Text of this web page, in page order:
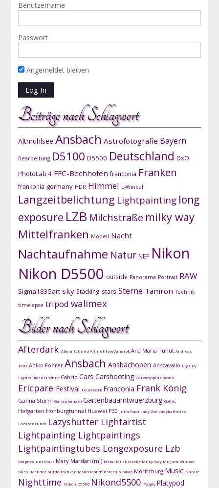
Benutzername
Passwort
Angemeldet bleiben
Beiträge nach Schlagwort
Altmühlsee Ansbach Astrofotografie Bayern
Bearbeitung D5100 D5500 Deutschland DxO
PhotoLab 4 FFC-Bechhofen franconia Franken
frankonia germany HDR Himmel L-Winkel
Langzeitbelichtung Lightpainting long
exposure LZB Milchstraße milky way
Mittelfranken Modell Nacht
Nachtaufnahme Natur NEF Nikon
Nikon D5500 outside Panorama Portrait RAW
Sigma1835art sky Stacking stars Sterne Tamron Technik
timelapse tripod walimex
Bilder nach Schlagwort
Afterdark Alena Schmid AltmühlseeAmarokAna Maria Tuhut Andreas
Toltz Aniko Fohrer Ansbach Ansbachopen Anscavallo Big City
Lights Black N White Cabrio Cars Carshooting Carwrappin Corona
Ericpare Festival Feuerwerk Franconia Frank König
Ganna Sturm Gartenbauam Gartenbauamtwuerzburg Gothic
Hofgarten Hohburgtunnel Huawei P30 Julia Rudi Lady Zee Ladykathniss
Lampenrunde Lazyshutter Lightartist
Lightpainting Lightpaintings
Lightpaintingtubes Longexposure Lzb
Magnesium Mars Mary Mardari (mj) Metal Milchstraße Milky Way Mirjam Wintzer
Missi Mendez Mitttelfranken Mond Mondfinsternis Moon Moritzburg Music Nature
Nighttime Nikon D5500 Nikond5500 People Platypod